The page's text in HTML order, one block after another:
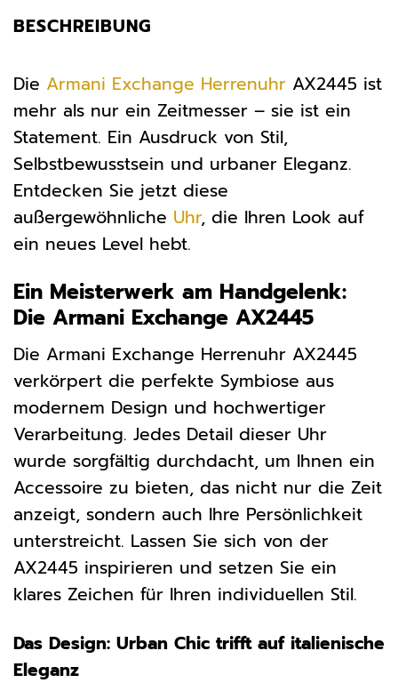
BESCHREIBUNG
Die Armani Exchange Herrenuhr AX2445 ist
mehr als nur ein Zeitmesser – sie ist ein
Statement. Ein Ausdruck von Stil,
Selbstbewusstsein und urbaner Eleganz.
Entdecken Sie jetzt diese
außergewöhnliche Uhr, die Ihren Look auf
ein neues Level hebt.
Ein Meisterwerk am Handgelenk:
Die Armani Exchange AX2445
Die Armani Exchange Herrenuhr AX2445
verkörpert die perfekte Symbiose aus
modernem Design und hochwertiger
Verarbeitung. Jedes Detail dieser Uhr
wurde sorgfältig durchdacht, um Ihnen ein
Accessoire zu bieten, das nicht nur die Zeit
anzeigt, sondern auch Ihre Persönlichkeit
unterstreicht. Lassen Sie sich von der
AX2445 inspirieren und setzen Sie ein
klares Zeichen für Ihren individuellen Stil.
Das Design: Urban Chic trifft auf italienische
Eleganz